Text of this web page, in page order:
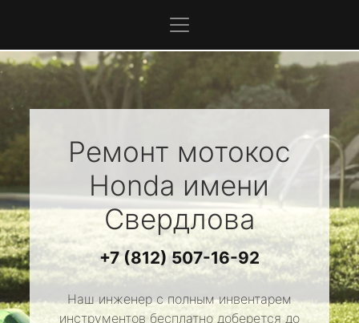
Ремонт мотокос
Honda имени
Свердлова
+7 (812) 507-16-92
Наш инженер с полным инвентарем
инструментов бесплатно доберется до